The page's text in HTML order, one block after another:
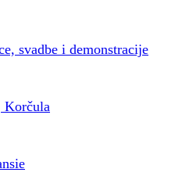
svadbe i demonstracije
Korčula